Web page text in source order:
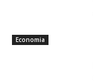
Economia